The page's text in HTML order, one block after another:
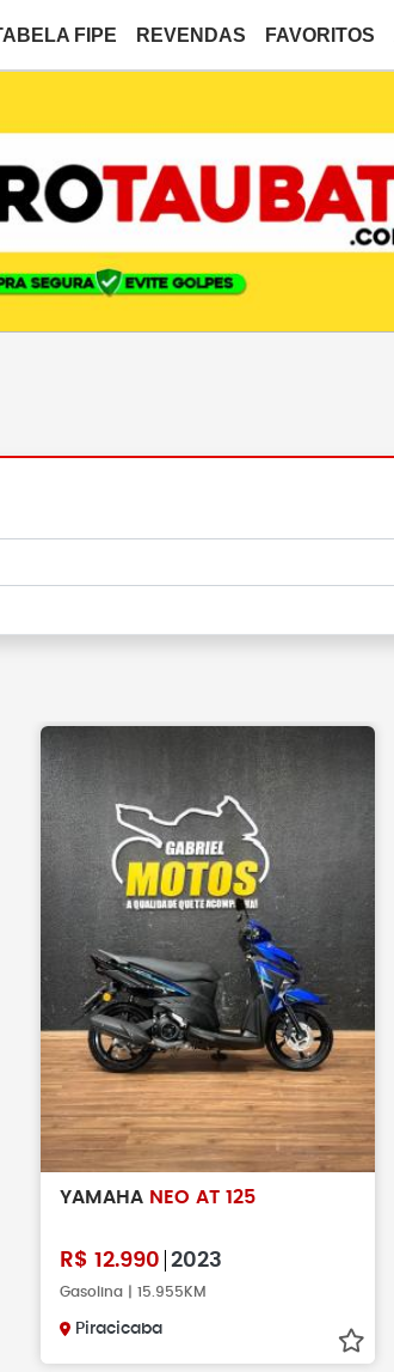
FIPE REVENDAS FAVORITOS
YAMAHA NEO AT 125
R$ 12.990 2023
Gasolina | 15.955KM
Piracicaba